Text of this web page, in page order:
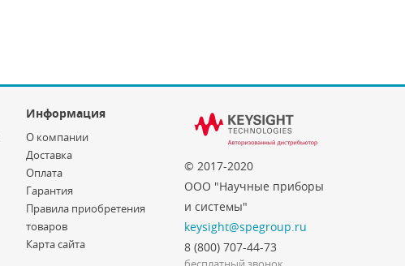
Информация
© 2017-2020
ООО "Научные приборы
и системы"
keysight@spegroup.ru
8 (800) 707-44-73
О компании
Доставка
Оплата
Гарантия
Правила приобретения
товаров
Карта сайта